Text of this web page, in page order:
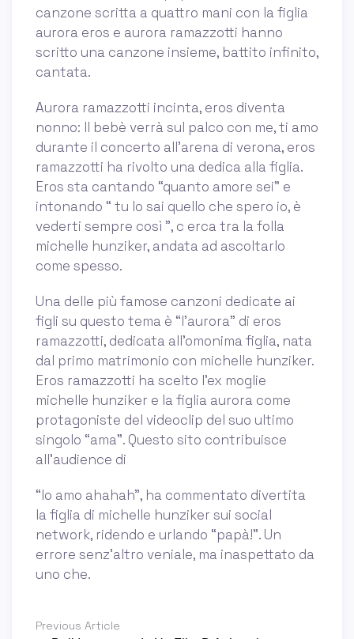
canzone scritta a quattro mani con la figlia
aurora eros e aurora ramazzotti hanno
scritto una canzone insieme, battito infinito,
cantata.
Aurora ramazzotti incinta, eros diventa
nonno: Il bebè verrà sul palco con me, ti amo
durante il concerto all'arena di verona, eros
ramazzotti ha rivolto una dedica alla figlia.
Eros sta cantando “quanto amore sei” e
intonando “ tu lo sai quello che spero io, è
vederti sempre così ”, c erca tra la folla
michelle hunziker, andata ad ascoltarlo
come spesso.
Una delle più famose canzoni dedicate ai
figli su questo tema è “l’aurora” di eros
ramazzotti, dedicata all’omonima figlia, nata
dal primo matrimonio con michelle hunziker.
Eros ramazzotti ha scelto l’ex moglie
michelle hunziker e la figlia aurora come
protagoniste del videoclip del suo ultimo
singolo “ama”. Questo sito contribuisce
all’audience di
“lo amo ahahah”, ha commentato divertita
la figlia di michelle hunziker sui social
network, ridendo e urlando “papà!”. Un
errore senz’altro veniale, ma inaspettato da
uno che.
Previous Article